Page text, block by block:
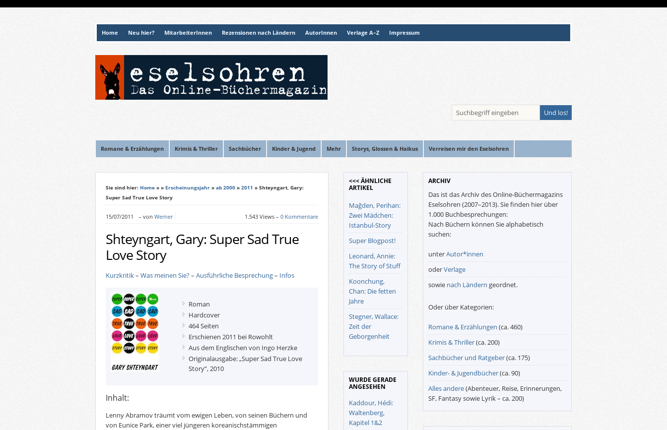
Home Neu hier? MitarbeiterInnen Rezensionen nach Ländern AutorInnen Verlage A–Z Impressum
Romane & Erzählungen Krimis & Thriller Sachbücher Kinder & Jugend Mehr Storys, Glossen & Haikus Verreisen mir den Eselsohren
Sie sind hier: Home » » Erscheinungsjahr » ab 2000 » 2011 » Shteyngart, Gary:
Super Sad True Love Story
15/07/2011 – von Werner 1.543 Views – 0 Kommentare
Shteyngart, Gary: Super Sad True
Love Story
Kurzkritik– Was meinen Sie?– Ausführliche Besprechung– Infos
Roman
Hardcover
464 Seiten
Erschienen 2011 bei Rowohlt
Aus dem Englischen von Ingo Herzke
Originalausgabe: „Super Sad True Love
Story”, 2010
Inhalt:
Lenny Abramov träumt vom ewigen Leben, von seinen Büchern und
von Eunice Park, einer viel jüngeren koreanischstämmigen
<<< ÄHNLICHE
ARTIKEL
Mağden, Perihan:
Zwei Mädchen:
Istanbul-Story
Super Blogpost!
Leonard, Annie:
The Story of Stuff
Koonchung,
Chan: Die fetten
Jahre
Stegner, Wallace:
Zeit der
Geborgenheit
WURDE GERADE
ANGESEHEN
Kaddour, Hédi:
Waltenberg,
Kapitel 1&2
ARCHIV
Das ist das Archiv des Online-Büchermagazins
Eselsohren (2007–2013). Sie finden hier über
1.000 Buchbesprechungen:
Nach Büchern können Sie alphabetisch
suchen:
unterAutor*innen
oderVerlage
sowie nach Ländern geordnet.
Oder über Kategorien:
Romane & Erzählungen (ca. 460)
Krimis & Thriller(ca. 200)
Sachbücher und Ratgeber(ca. 175)
Kinder- & Jugendbücher(ca. 90)
Alles andere(Abenteuer, Reise, Erinnerungen,
SF, Fantasy sowie Lyrik – ca. 200)